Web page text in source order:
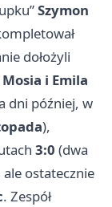
Szymon
dołożyli
i Emila
dni później, w
),
3:0 (dwa
ale ostatecznie
. Zespół